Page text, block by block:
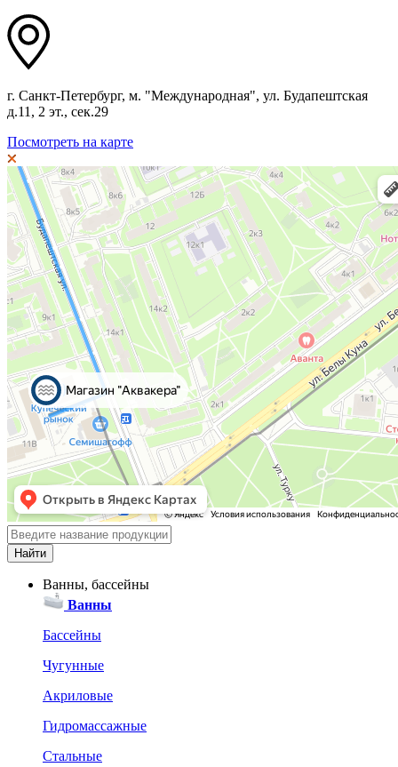
г. Санкт-Петербург, м. "Международная", ул. Будапештская
д.11, 2 эт., сек.29
Посмотреть на карте
Ванны, бассейны
Ванны
Бассейны
Чугунные
Акриловые
Гидромассажные
Стальные